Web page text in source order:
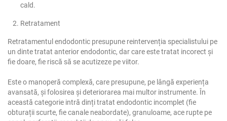
cald.
Retratament
Retratamentul endodontic presupune reintervenția specialistului pe
un dinte tratat anterior endodontic, dar care este tratat incorect și
fie doare, fie riscă să se acutizeze pe viitor.
Este o manoperă complexă, care presupune, pe lângă experiența
avansată, și folosirea și deteriorarea mai multor instrumente. În
această categorie intră dinți tratat endodontic incomplet (fie
obturații scurte, fie canale neabordate), granuloame, ace rupte pe